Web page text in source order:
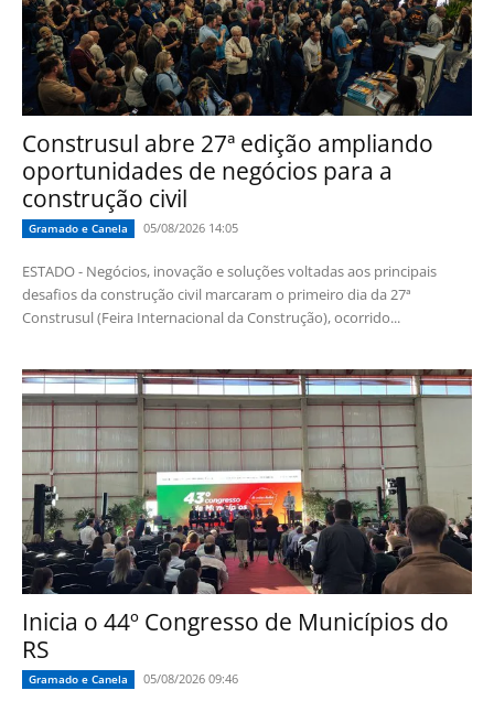
Construsul abre 27ª edição ampliando
oportunidades de negócios para a
construção civil
Gramado e Canela 05/08/2026 14:05
ESTADO - Negócios, inovação e soluções voltadas aos principais
desafios da construção civil marcaram o primeiro dia da 27ª
Construsul (Feira Internacional da Construção), ocorrido...
Inicia o 44º Congresso de Municípios do
RS
Gramado e Canela 05/08/2026 09:46